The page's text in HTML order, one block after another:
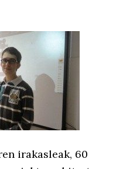
irakasleak, 60